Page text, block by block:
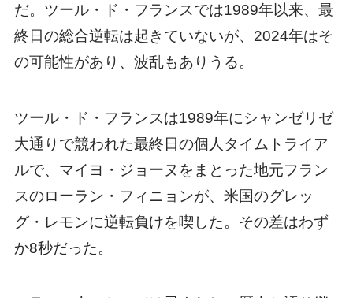
だ。ツール・ド・フランスでは1989年以来、最
終日の総合逆転は起きていないが、2024年はそ
の可能性があり、波乱もありうる。
ツール・ド・フランスは1989年にシャンゼリゼ
大通りで競われた最終日の個人タイムトライア
ルで、マイヨ・ジョーヌをまとった地元フラン
スのローラン・フィニョンが、米国のグレッ
グ・レモンに逆転負けを喫した。その差はわず
か8秒だった。